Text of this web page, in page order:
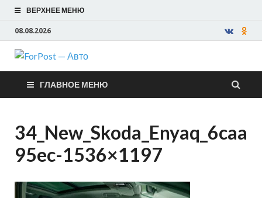
ВЕРХНЕЕ МЕНЮ
08.08.2026
ForPost —
Авто
ГЛАВНОЕ МЕНЮ
34_New_Skoda_Enyaq_6caa
95ec-1536×1197